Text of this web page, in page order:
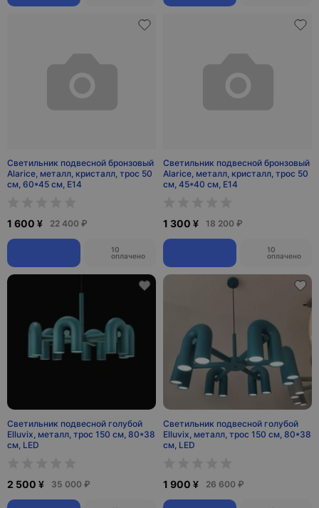
Светильник подвесной бронзовый
Alarice, металл, кристалл, трос 50
см, 60*45 см, Е14
1 600 ¥ 22 400 ₽
10
оплачено
Светильник подвесной бронзовый
Alarice, металл, кристалл, трос 50
см, 45*40 см, Е14
1 300 ¥ 18 200 ₽
10
оплачено
Светильник подвесной голубой
Elluvix, металл, трос 150 см, 80*38
см, LED
2 500 ¥ 35 000 ₽
Светильник подвесной голубой
Elluvix, металл, трос 150 см, 80*38
см, LED
1 900 ¥ 26 600 ₽